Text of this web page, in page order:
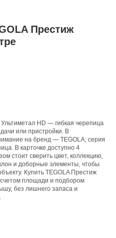
Престиж
HD — гибкая черепица
или пристройки. В
на бренд — TEGOLA; серия
В карточке доступно 4
стоит сверить цвет, коллекцию,
и доборные элементы, чтобы
Купить TEGOLA Престиж
площади и подбором
без лишнего запаса и